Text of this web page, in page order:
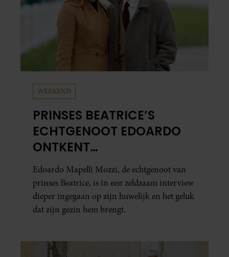
WEEKEND
PRINSES BEATRICE’S
ECHTGENOOT EDOARDO
ONTKENT
HUWELIJKSPROBLEMEN
Edoardo Mapelli Mozzi, de echtgenoot van
prinses Beatrice, is in een zeldzaam interview
dieper ingegaan op zijn huwelijk en het geluk
dat zijn gezin hem brengt.